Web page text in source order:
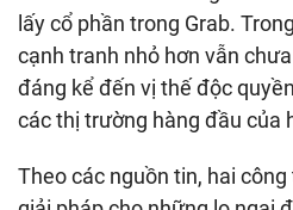
lấy cổ phần trong Grab.
cạnh tranh nhỏ hơn vẫn
đáng kể đến vị thế độc
các thị trường hàng đầu của
Theo các nguồn tin, hai